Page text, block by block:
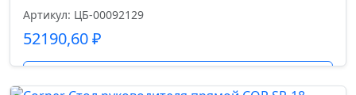
Артикул: ЦБ-00092129
52190,60₽